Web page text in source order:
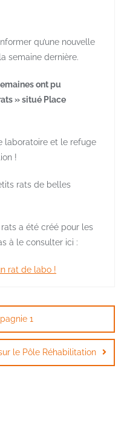
qu’une nouvelle
semaine dernière.
ont pu
» situé Place
laboratoire et le refuge
!
rats de belles
a été créé pour les
à le consulter ici :
rat de labo !
1
le Pôle Réhabilitation